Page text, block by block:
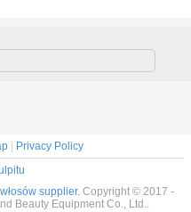
| Privacy Policy
supplier. Copyright © 2017 -
Beauty Equipment Co., Ltd..